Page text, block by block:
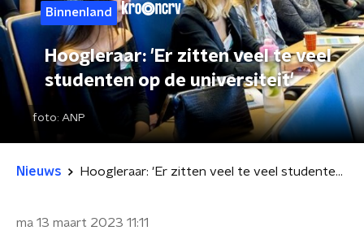
Binnenland
Hoogleraar: 'Er zitten veel te veel
studenten op de universiteit'
foto: ANP
Nieuws Hoogleraar: 'Er zitten veel te veel studenten op de universiteit'
ma 13 maart 2023 11:11